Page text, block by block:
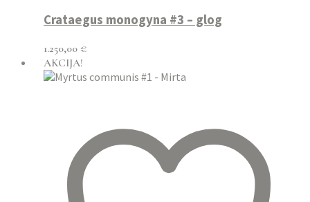
Crataegus monogyna #3 – glog
1.250,00 €
AKCIJA!